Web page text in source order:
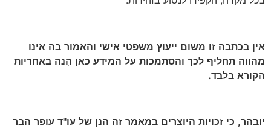
אין בכתבה זו משום ייעוץ משפטי אישי והאמור בה אינו
מהווה תחליף לכך והסתמכות על המידע כאן הִנה באחריות
הקורא בלבד.
יובהר, כי זכויות היוצרים במאמר זה הנן של עו"ד עופר הבר